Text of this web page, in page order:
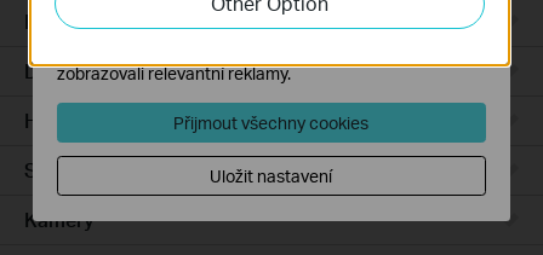
Integrated Gateways
DSL Gateways
Hardware
Software
Kamery
Marketingové soubory cookie mohou prostřednictvím
zobrazovali relevantní reklamy.
Přijmout všechny cookies
Uložit nastavení